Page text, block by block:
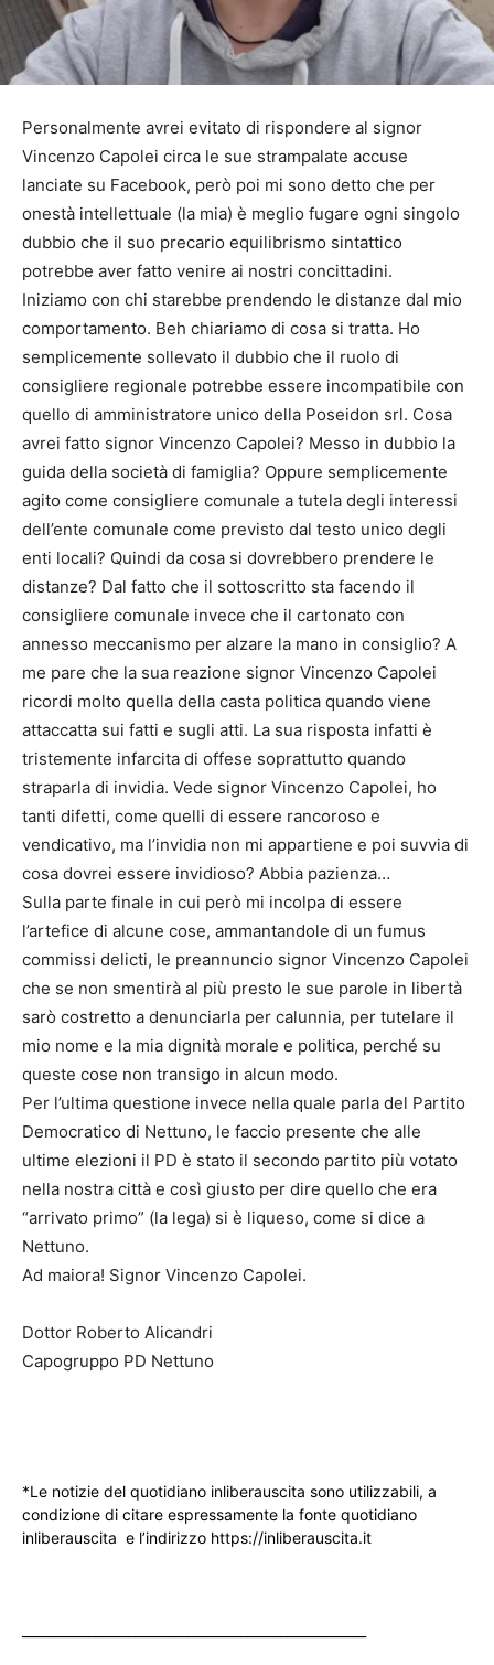
Personalmente avrei evitato di rispondere al signor
Vincenzo Capolei circa le sue strampalate accuse
lanciate su Facebook, però poi mi sono detto che per
onestà intellettuale (la mia) è meglio fugare ogni singolo
dubbio che il suo precario equilibrismo sintattico
potrebbe aver fatto venire ai nostri concittadini.
Iniziamo con chi starebbe prendendo le distanze dal mio
comportamento. Beh chiariamo di cosa si tratta. Ho
semplicemente sollevato il dubbio che il ruolo di
consigliere regionale potrebbe essere incompatibile con
quello di amministratore unico della Poseidon srl. Cosa
avrei fatto signor Vincenzo Capolei? Messo in dubbio la
guida della società di famiglia? Oppure semplicemente
agito come consigliere comunale a tutela degli interessi
dell’ente comunale come previsto dal testo unico degli
enti locali? Quindi da cosa si dovrebbero prendere le
distanze? Dal fatto che il sottoscritto sta facendo il
consigliere comunale invece che il cartonato con
annesso meccanismo per alzare la mano in consiglio? A
me pare che la sua reazione signor Vincenzo Capolei
ricordi molto quella della casta politica quando viene
attaccatta sui fatti e sugli atti. La sua risposta infatti è
tristemente infarcita di offese soprattutto quando
straparla di invidia. Vede signor Vincenzo Capolei, ho
tanti difetti, come quelli di essere rancoroso e
vendicativo, ma l’invidia non mi appartiene e poi suvvia di
cosa dovrei essere invidioso? Abbia pazienza…
Sulla parte finale in cui però mi incolpa di essere
l’artefice di alcune cose, ammantandole di un fumus
commissi delicti, le preannuncio signor Vincenzo Capolei
che se non smentirà al più presto le sue parole in libertà
sarò costretto a denunciarla per calunnia, per tutelare il
mio nome e la mia dignità morale e politica, perché su
queste cose non transigo in alcun modo.
Per l’ultima questione invece nella quale parla del Partito
Democratico di Nettuno, le faccio presente che alle
ultime elezioni il PD è stato il secondo partito più votato
nella nostra città e così giusto per dire quello che era
“arrivato primo” (la lega) si è liqueso, come si dice a
Nettuno.
Ad maiora! Signor Vincenzo Capolei.
Dottor Roberto Alicandri
Capogruppo PD Nettuno
*Le notizie del quotidiano inliberauscita sono utilizzabili, a
condizione di citare espressamente la fonte quotidiano
inliberauscita e l’indirizzo https://inliberauscita.it